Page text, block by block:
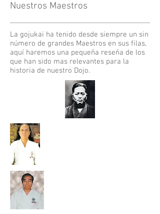
Nuestros Maestros
La gojukai ha tenido desde siempre un sin
número de grandes Maestros en sus filas,
aquí haremos una pequeña reseña de los
que han sido mas relevantes para la
historia de nuestro Dojo.